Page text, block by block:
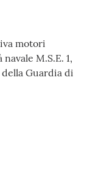
motori
M.S.E. 1,
Guardia di